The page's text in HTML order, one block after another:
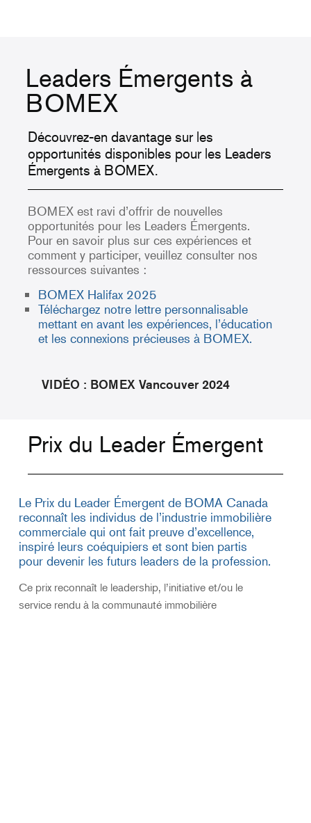
Leaders Émergents à
BOMEX
Découvrez-en davantage sur les
opportunités disponibles pour les Leaders
Émergents à BOMEX.
BOMEX est ravi d’offrir de nouvelles
opportunités pour les Leaders Émergents.
Pour en savoir plus sur ces expériences et
comment y participer, veuillez consulter nos
ressources suivantes :
BOMEX Halifax 2025
Téléchargez notre lettre personnalisable
mettant en avant les expériences, l’éducation
et les connexions précieuses à BOMEX.
VIDÉO : BOMEX Vancouver 2024
Prix du Leader Émergent
Le Prix du Leader Émergent de BOMA Canada
reconnaît les individus de l’industrie immobilière
commerciale qui ont fait preuve d’excellence,
inspiré leurs coéquipiers et sont bien partis
pour devenir les futurs leaders de la profession.
Ce prix reconnaît le leadership, l’initiative et/ou le
service rendu à la communauté immobilière